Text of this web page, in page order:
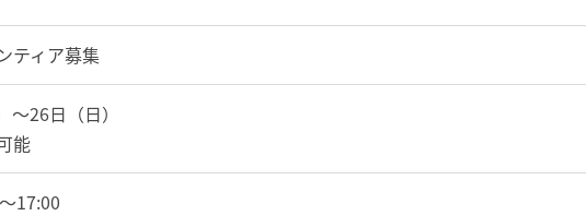
ティア募集
26日（日）
能
17:00